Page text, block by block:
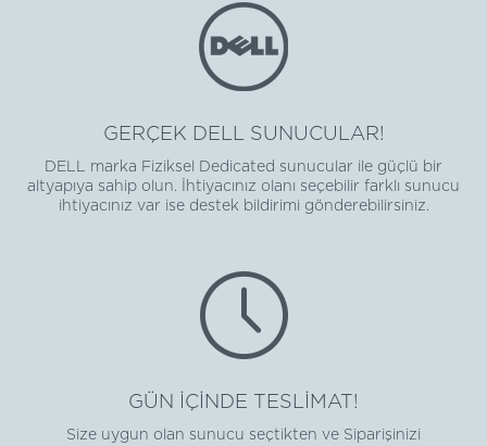
GERÇEK DELL SUNUCULAR!
DELL marka Fiziksel Dedicated sunucular ile güçlü bir
altyapıya sahip olun. İhtiyacınız olanı seçebilir farklı sunucu
ihtiyacınız var ise destek bildirimi gönderebilirsiniz.
GÜN İÇİNDE TESLİMAT!
Size uygun olan sunucu seçtikten ve Siparişinizi